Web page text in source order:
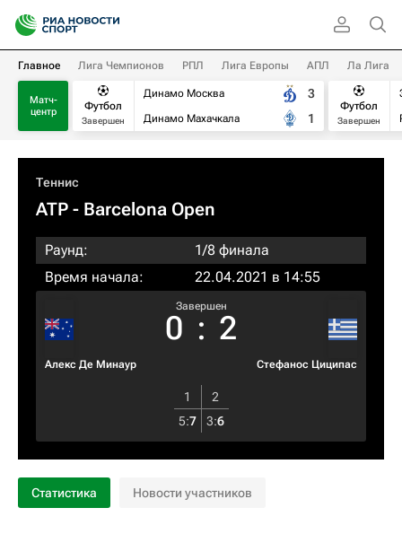
Главное Лига Чемпионов РПЛ Лига Европы АПЛ Ла Лига
Матч-
центр
Футбол
Завершен
Динамо Москва
Динамо Махачкала
3
1
Футбол
Завершен
Теннис
ATP - Barcelona Open
Раунд:
1/8 финала
Время начала:
22.04.2021 в 14:55
Алекс Де Минаур
Завершен
0 : 2
Стефанос Циципас
1
2
5:7 3:6
Статистика Новости участников